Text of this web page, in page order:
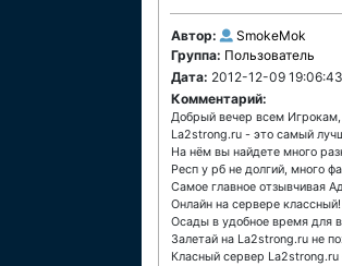
Автор:
SmokeMok
Группа: Пользователь
Дата: 2012-12-09 19:06:43
Комментарий:
Добрый вечер всем
La2strong.ru - это самый
На нём вы найдете много
Респ у рб не долгий, много
Самое главное отзывчивая
Онлайн на сервере классный!
Осады в удобное время для
Залетай на La2strong.ru не
Класный сервер